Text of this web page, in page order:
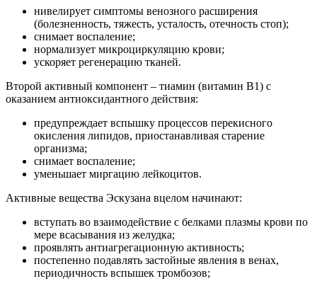
нивелирует симптомы венозного расширения
(болезненность, тяжесть, усталость, отечность стоп);
снимает воспаление;
нормализует микроциркуляцию крови;
ускоряет регенерацию тканей.
Второй активный компонент – тиамин (витамин B1) с
оказанием антиоксидантного действия:
предупреждает вспышку процессов перекисного
окисления липидов, приостанавливая старение
организма;
снимает воспаление;
уменьшает миргацию лейкоцитов.
Активные вещества Эскузана вцелом начинают:
вступать во взаимодействие с белками плазмы крови по
мере всасывания из желудка;
проявлять антиагрегационную активность;
постепенно подавлять застойные явления в венах,
периодичность вспышек тромбозов;